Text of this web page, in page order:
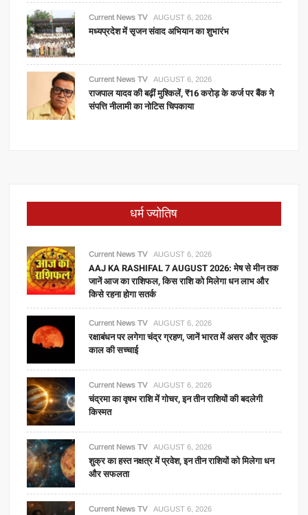
Current News TV AUGUST 6, 2026
मध्यप्रदेश में सृजन संवाद अभियान का शुभारंभ
Current News TV AUGUST 6, 2026
राजपाल यादव की बढ़ीं मुश्किलें, ₹16 करोड़ के कर्ज पर बैंक ने
संपत्ति नीलामी का नोटिस चिपकाया
धर्म ज्योतिष
Current News TV AUGUST 6, 2026
AAJ KA RASHIFAL 7 AUGUST 2026: मेष से मीन तक
जानें आज का राशिफल, किस राशि को मिलेगा धन लाभ और
किसे रहना होगा सतर्क
Current News TV AUGUST 6, 2026
रक्षाबंधन पर लगेगा चंद्र ग्रहण, जानें भारत में असर और सूतक
काल की सच्चाई
Current News TV AUGUST 6, 2026
चंद्रमा का वृषभ राशि में गोचर, इन तीन राशियों की बदलेगी
किस्मत
Current News TV AUGUST 6, 2026
शुक्र का हस्त नक्षत्र में प्रवेश, इन तीन राशियों को मिलेगा धन
और सफलता
Current News TV AUGUST 6, 2026